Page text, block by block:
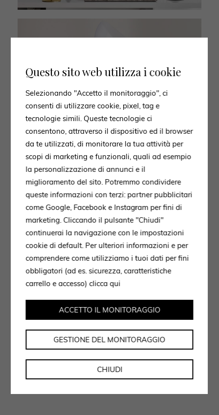
Questo sito web utilizza i cookie
Selezionando "Accetto il monitoraggio", ci
consenti di utilizzare cookie, pixel, tag e
tecnologie simili. Queste tecnologie ci
consentono, attraverso il dispositivo ed il browser
da te utilizzati, di monitorare la tua attività per
scopi di marketing e funzionali, quali ad esempio
la personalizzazione di annunci e il
miglioramento del sito. Potremmo condividere
queste informazioni con terzi: partner pubblicitari
come Google, Facebook e Instagram per fini di
marketing. Cliccando il pulsante "Chiudi"
continuerai la navigazione con le impostazioni
cookie di default. Per ulteriori informazioni e per
comprendere come utilizziamo i tuoi dati per fini
obbligatori (ad es. sicurezza, caratteristiche
carrello e accesso)clicca qui
CHIUDI
GESTIONE DEL MONITORAGGIO
ACCETTO IL MONITORAGGIO